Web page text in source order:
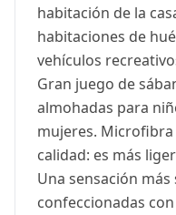
habitación de la
habitaciones de
vehículos
Gran juego de
almohadas para
mujeres. Microfibra
calidad: es más
Una sensación más
confeccionadas